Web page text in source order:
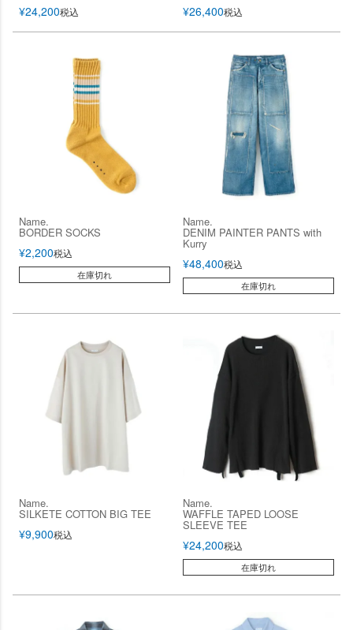
¥24,200税込 ¥26,400税込
Name.
BORDER SOCKS
¥2,200税込
在庫切れ
Name.
DENIM PAINTER PANTS with
Kurry
¥48,400税込
在庫切れ
Name.
SILKETE COTTON BIG TEE
¥9,900税込
Name.
WAFFLE TAPED LOOSE
SLEEVE TEE
¥24,200税込
在庫切れ